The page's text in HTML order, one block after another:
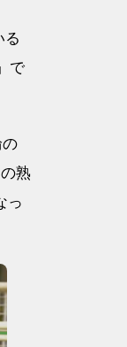
る
で
の
熟
っ